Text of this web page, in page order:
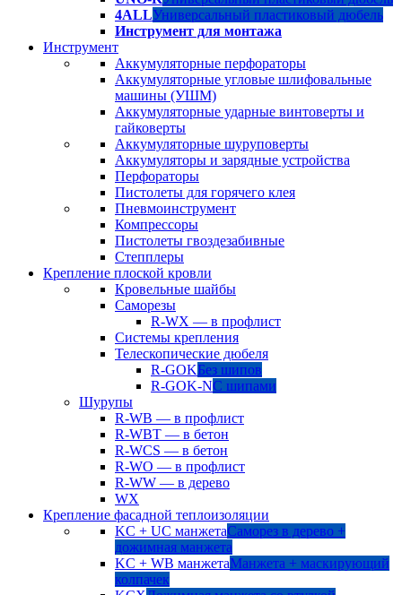
4ALLУниверсальный пластиковый дюбель
Инструмент для монтажа
Инструмент
Аккумуляторные перфораторы
Аккумуляторные угловые шлифовальные
машины (УШМ)
Аккумуляторные ударные винтоверты и
гайковерты
Аккумуляторные шуруповерты
Аккумуляторы и зарядные устройства
Перфораторы
Пистолеты для горячего клея
Пневмоинструмент
Компрессоры
Пистолеты гвоздезабивные
Степплеры
Крепление плоской кровли
Кровельные шайбы
Саморезы
R-WX — в профлист
Системы крепления
Телескопические дюбеля
R-GOKБез шипов
R-GOK-NС шипами
Шурупы
R-WB — в профлист
R-WBT — в бетон
R-WCS — в бетон
R-WO — в профлист
R-WW — в дерево
WX
Крепление фасадной теплоизоляции
KC + UC манжетаСаморез в дерево +
дожимная манжета
KC + WB манжетаМанжета + маскирующий
колпачек